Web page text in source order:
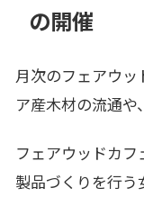
の開催
月次のフェアウ
ア産木材の流通や
フェアウッドカ
製品づくりを行う